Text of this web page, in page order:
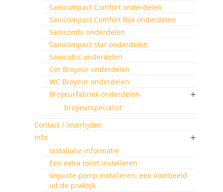
Sanicompact Comfort onderdelen
Sanicompact Comfort Box onderdelen
Sanicombi onderdelen
Sanicompact star onderdelen
Sanicubic onderdelen
Cer Broyeur onderdelen
WC Broyeur onderdelen
Broyeurfabriek onderdelen
broyeurspecialist
Contact / levertijden
Info
Installatie informatie
Een extra toilet installeren
onjuiste pomp installeren: een voorbeeld
uit de praktijk